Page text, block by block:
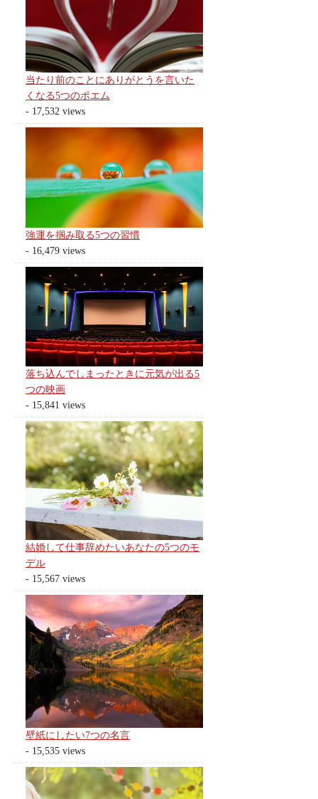
当たり前のことにありがとうを言いた
くなる5つのポエム
- 17,532 views
強運を掴み取る5つの習慣
- 16,479 views
落ち込んでしまったときに元気が出る5
つの映画
- 15,841 views
結婚して仕事辞めたいあなたの5つのモ
デル
- 15,567 views
壁紙にしたい7つの名言
- 15,535 views